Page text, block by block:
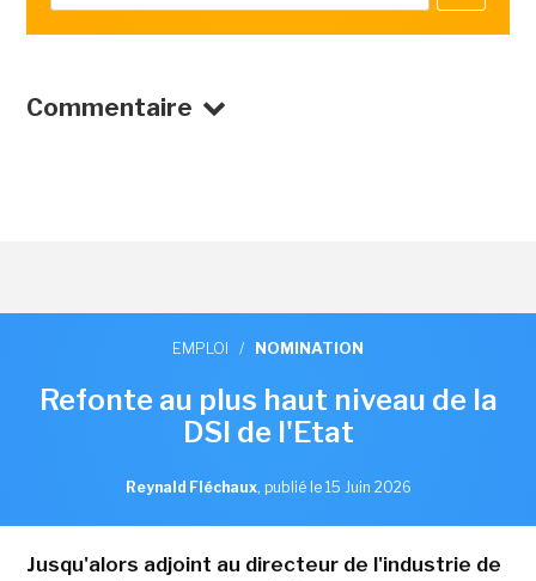
Commentaire
EMPLOI / NOMINATION
Refonte au plus haut niveau de la
DSI de l'Etat
Reynald Fléchaux, publié le 15 Juin 2026
Jusqu'alors adjoint au directeur de l'industrie de